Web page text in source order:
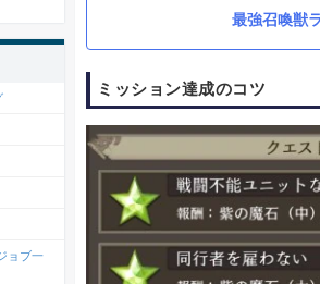
最強召喚獣
ミッション達成のコツ
ョブ一